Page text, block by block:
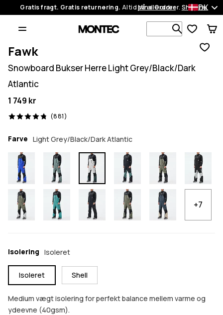
Gratis fragt. Gratis returnering. Altid på alle ordrer. Shop nu
Mine Ordrer DK
Søg i 1
Fawk
Snowboard Bukser Herre Light Grey/Black/Dark
Atlantic
1 749 kr
(881)
881 anmeldelser, 4.8/5
Farve Light Grey/Black/Dark Atlantic
+7
Isolering Isoleret
Isoleret Shell
Medium vægt isolering for perfekt balance mellem varme og
ydeevne (40gsm).